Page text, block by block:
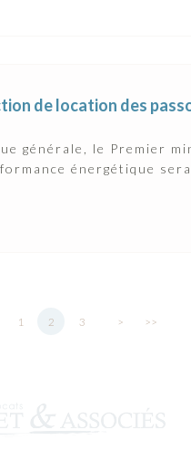
de location des
générale, le Premier
énergétique
1 2 3 > >>